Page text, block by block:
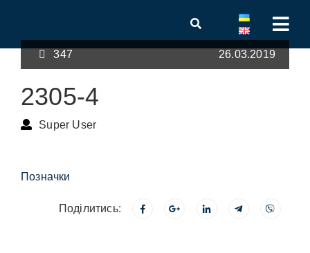
347 26.03.2019
2305-4
Super User
Позначки
Поділитись: